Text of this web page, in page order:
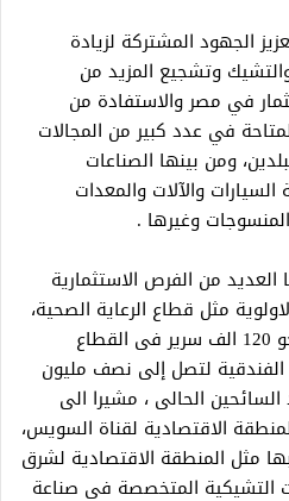
الجهود المشتركة لزيادة
وتشجيع المزيد من
في مصر والاستفادة من
في عدد كبير من المجالات
ومن بينها الصناعات
والآلات والمعدات
وغيرها .
من الفرص الاستثمارية
مثل قطاع الرعاية الصحية،
حيث تحتاج مصر الى اضافة نحو 120 الف سرير فى القطاع
لتصل إلى نصف مليون
الحالى ، مشيرا الى
الاقتصادية لقناة السويس،
مثل المنطقة الاقتصادية لشرق
التشيكية المتخصصة فى صناعة